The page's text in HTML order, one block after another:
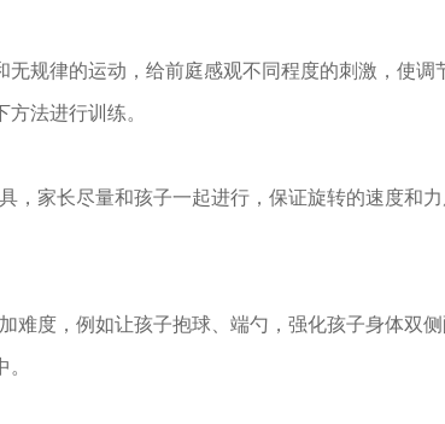
规律的运动，给前庭感观不同程度的刺激，使调
法进行训练。
家长尽量和孩子一起进行，保证旋转的速度和
度，例如让孩子抱球、端勺，强化孩子身体双